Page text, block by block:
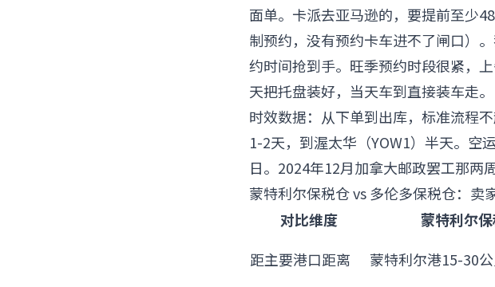
面单。卡派去亚马逊的，要提前至少
制预约，没有预约卡车进不了闸口）
约时间抢到手。旺季预约时段很紧，
天把托盘装好，当天车到直接装车走。
时效数据：从下单到出库，标准流程
1-2天，到渥太华（YOW1）半天。空
日。2024年12月加拿大邮政罢工那两
蒙特利尔保税仓 vs 多伦多保税仓：卖
对比维度
蒙特利尔
距主要港口距离
蒙特利尔港15-30